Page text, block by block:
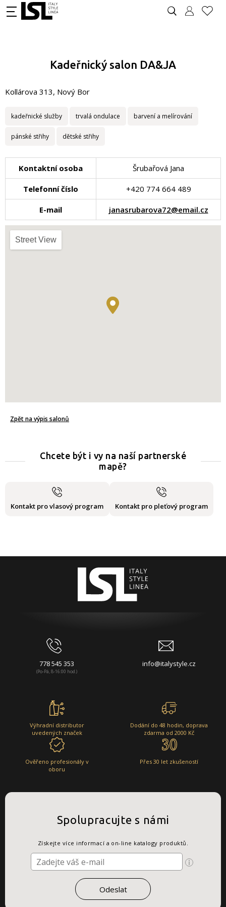
Kadeřnický salon DA&JA
Kollárova 313, Nový Bor
kadeřnické služby trvalá ondulace barvení a melírování
pánské střihy dětské střihy
Kontaktní osoba Šrubařová Jana
Telefonní číslo +420 774 664 489
E-mail janasrubarova72@email.cz
Street View
Zpět na výpis salonů
Chcete být i vy na naší partnerské
mapě?
Kontakt pro vlasový program Kontakt pro pleťový program
778 545 353
(Po-Pá, 8-16:00 hod.)
info@italystyle.cz
Výhradní distributor
uvedených značek
Dodání do 48 hodin, doprava
zdarma od 2000 Kč
Ověřeno profesionály v
oboru
Přes 30 let zkušeností
Spolupracujte s námi
Získejte více informací a on-line katalogy produktů.